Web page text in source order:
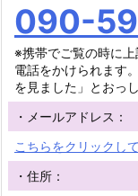
090-
※携帯でご覧の時に
電話をかけられます
を見ました」とおっ
・メールアドレス：
こちらをクリックし
・住所：